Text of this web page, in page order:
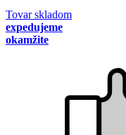
Tovar skladom
expedujeme
okamžite